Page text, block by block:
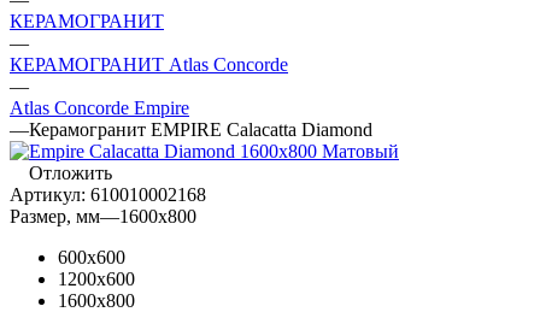
КЕРАМОГРАНИТ
—
КЕРАМОГРАНИТ Atlas Concorde
—
Atlas Concorde Empire
—Керамогранит EMPIRE Calacatta Diamond
Отложить
Артикул: 610010002168
Размер, мм—1600x800
600x600
1200x600
1600x800